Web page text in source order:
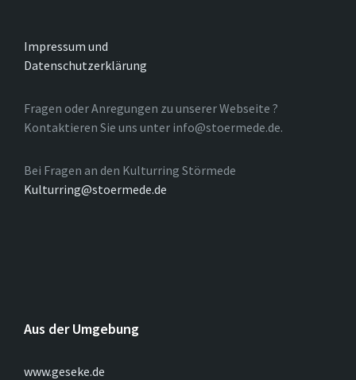
Impressum und
Datenschutzerklärung
Fragen oder Anregungen zu unserer Webseite ?
Kontaktieren Sie uns unter info@stoermede.de.
Bei Fragen an den Kulturring Störmede
Kulturring@stoermede.de
Aus der Umgebung
www.geseke.de